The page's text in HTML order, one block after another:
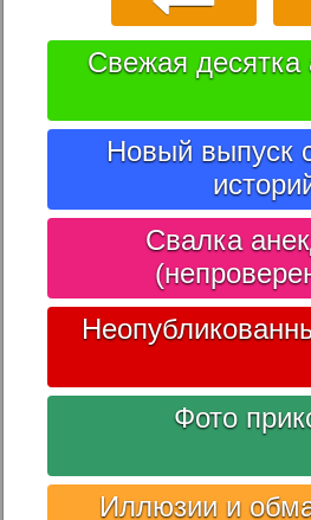
Свежая десятка
Новый выпуск
Свалка
Фото
Иллюзии и